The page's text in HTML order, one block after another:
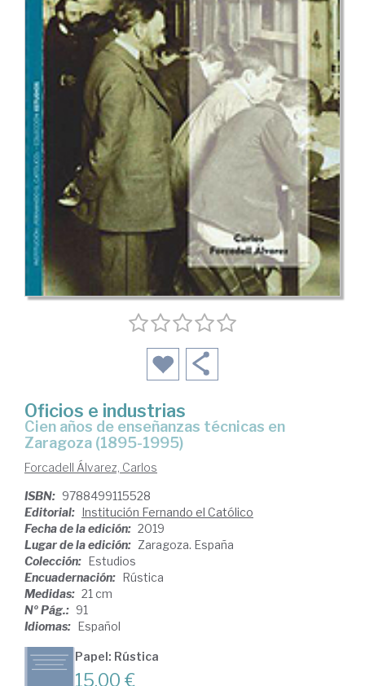
Oficios e industrias
cien años de enseñanzas técnicas en
Zaragoza (1895-1995)
Forcadell Álvarez, Carlos
ISBN: 9788499115528
Editorial: Institución Fernando el Católico
Fecha de la edición: 2019
Lugar de la edición: Zaragoza. España
Colección: Estudios
Encuadernación: Rústica
Medidas: 21 cm
Nº Pág.: 91
Idiomas: Español
Papel: Rústica
15,00 €